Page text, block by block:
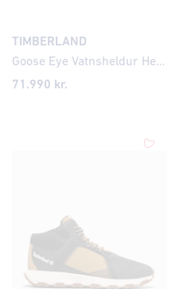
TIMBERLAND
Goose Eye Vatnsheldur Herrajakki með Gæsadúnsfyllingu
71.990 kr.